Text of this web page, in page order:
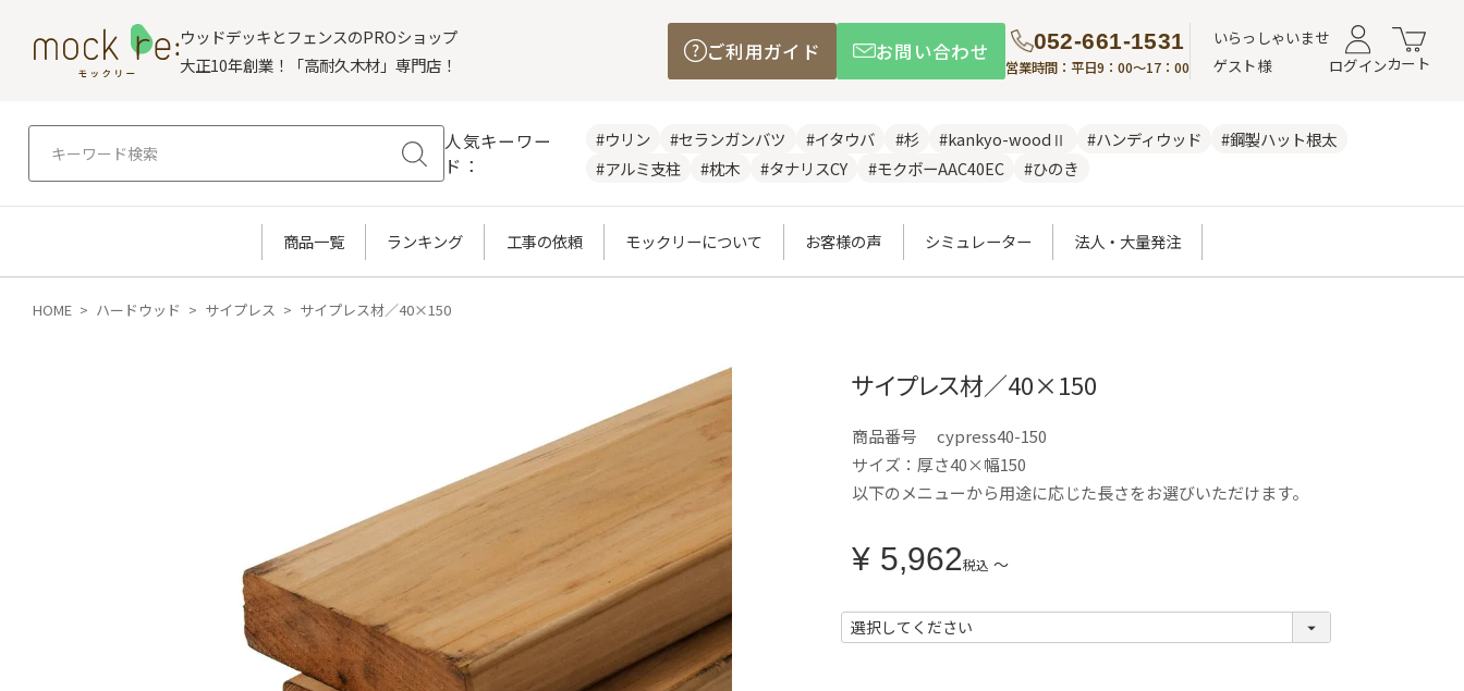
ウッドデッキとフェンスのPROショップ
大正10年創業！「高耐久木材」専門店！
ご利用ガイド お問い合わせ 052-661-1531
営業時間：平日9：00～17：00
いらっしゃいませ
ゲスト様
ログインカート
人気キーワー
ド：
#ウリン #セランガンバツ #イタウバ #杉 #kankyo-woodⅡ #ハンディウッド
#鋼製ハット根太
#アルミ支柱
#枕木 #タナリスCY #モクボーAAC40EC #ひのき
商品一覧 ランキング 工事の依頼 モックリーについて お客様の声 シミュレーター 法人・大量発注
HOME ハードウッド サイプレス サイプレス材／40×150
サイプレス材／40×150
商品番号
cypress40-150
サイズ：厚さ40×幅150
以下のメニューから用途に応じた長さをお選びいただけます。
¥ 5,962税込 〜